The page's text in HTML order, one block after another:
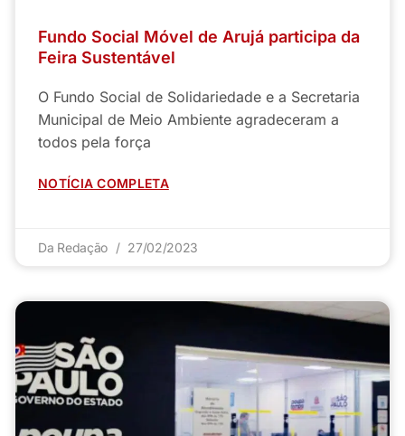
Fundo Social Móvel de Arujá participa da
Feira Sustentável
O Fundo Social de Solidariedade e a Secretaria
Municipal de Meio Ambiente agradeceram a
todos pela força
NOTÍCIA COMPLETA
Da Redação 27/02/2023